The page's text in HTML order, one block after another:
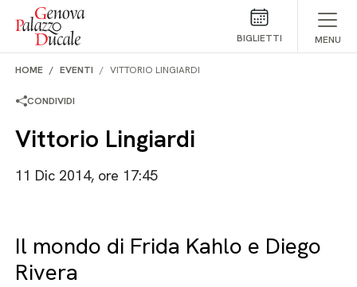
Salta al contenuto
BIGLIETTI MENU
HOME EVENTI VITTORIO LINGIARDI
CONDIVIDI
Vittorio Lingiardi
11 Dic 2014, ore 17:45
Il mondo di Frida Kahlo e Diego
Rivera